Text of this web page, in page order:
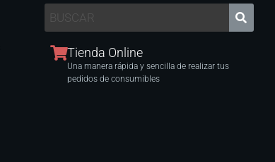
Tienda Online
Una manera rápida y sencilla de realizar tus
pedidos de consumibles